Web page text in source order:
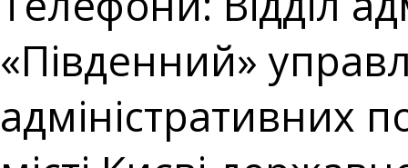
«Південний»
адміністративних